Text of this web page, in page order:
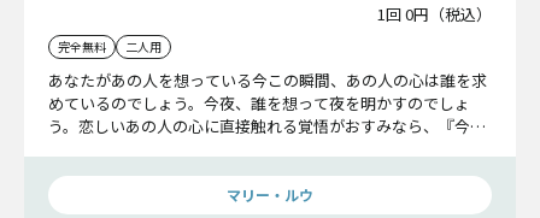
1回 0円（税込）
完全無料 二人用
あなたがあの人を想っている今この瞬間、あの人の心は誰を求
めているのでしょう。今夜、誰を想って夜を明かすのでしょ
う。恋しいあの人の心に直接触れる覚悟がおすみなら、『今こ
マリー・ルウ